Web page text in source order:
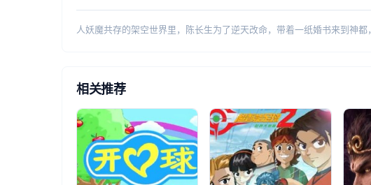
人妖魔共存的架空世界里，陈长生为了逆天改命，带着一纸婚书来到神
相关推荐